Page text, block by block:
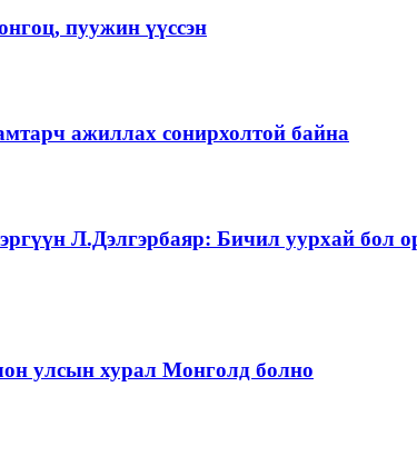
пуужин үүссэн
ажиллах сонирхолтой байна
Л.Дэлгэрбаяр: Бичил уурхай бол
улсын хурал Монголд болно